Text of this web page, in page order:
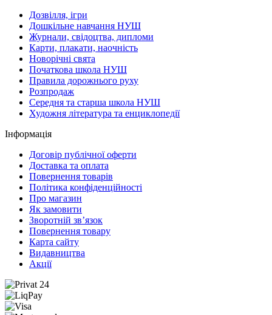
Дозвілля, ігри
Дошкільне навчання НУШ
Журнали, свідоцтва, дипломи
Карти, плакати, наочність
Новорічні свята
Початкова школа НУШ
Правила дорожнього руху
Розпродаж
Середня та старша школа НУШ
Художня література та енциклопедії
Інформація
Договір публічної оферти
Доставка та оплата
Повернення товарів
Політика конфіденційності
Про магазин
Як замовити
Зворотній зв’язок
Повернення товару
Карта сайту
Видавництва
Акції